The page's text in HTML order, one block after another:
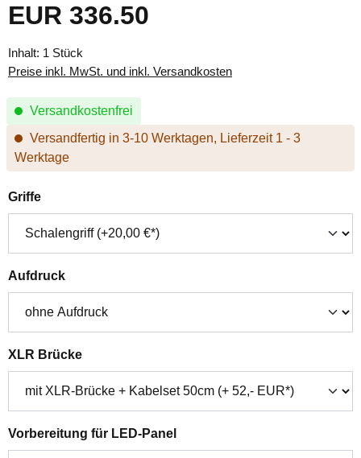
Regulärer Preis:
EUR 336.50
Inhalt: 1 Stück
Preise inkl. MwSt. und inkl. Versandkosten
Versandkostenfrei
Versandfertig in 3-10 Werktagen, Lieferzeit 1 - 3
Werktage
Griffeauswählen
Aufdruckauswählen
XLR Brückeauswählen
Vorbereitung für LED-Panelauswählen